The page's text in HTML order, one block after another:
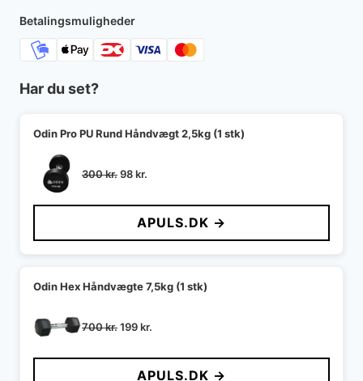
520 kr..
Betalingsmuligheder
Har du set?
Odin Pro PU Rund Håndvægt 2,5kg (1 stk)
300kr.Den
pris
300 kr..
98kr.
pris
er:
98 kr..
APULS.DK →
Odin Hex Håndvægte 7,5kg (1 stk)
700kr.Den
pris
199kr.
pris
er:
APULS.DK →